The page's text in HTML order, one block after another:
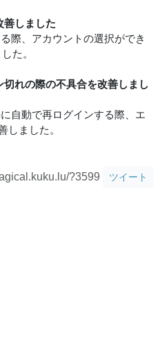
善しました
際、アカウントの選択ができ
た。
れの際の不具合を改善しまし
自動で再ログインする際、エ
しました。
?3599 ツイート